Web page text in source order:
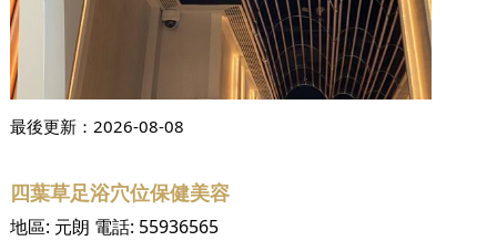
最後更新： 2026-08-08
四葉草足浴穴位保健美容
地區: 元朗 電話: 55936565